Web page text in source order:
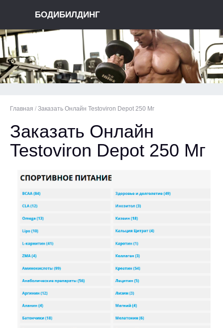
БОДИБИЛДИНГ
Главная / Заказать Онлайн Testoviron Depot 250 Мг
Заказать Онлайн
Testoviron Depot 250 Мг